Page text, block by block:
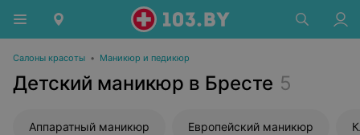
Салоны красоты • Маникюр и педикюр
Детский маникюр в Бресте 5
Аппаратный маникюр Европейский маникюр